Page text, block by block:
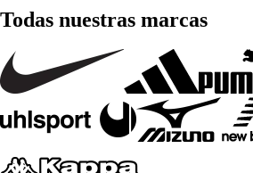
Todas nuestras marcas